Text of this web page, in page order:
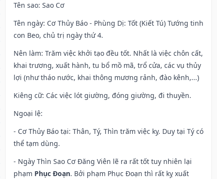
Tên sao: Sao Cơ
Tên ngày: Cơ Thủy Báo - Phùng Dị: Tốt (Kiết Tú) Tướng tinh
con Beo, chủ trị ngày thứ 4.
Nên làm: Trăm việc khởi tạo đều tốt. Nhất là việc chôn cất,
khai trương, xuất hành, tu bổ mồ mã, trổ cửa, các vụ thủy
lợi (như tháo nước, khai thông mương rảnh, đào kênh,...)
Kiêng cữ: Các việc lót giường, đóng giường, đi thuyền.
Ngoại lệ:
- Cơ Thủy Báo tại: Thân, Tý, Thìn trăm việc kỵ. Duy tại Tý có
thể tạm dùng.
- Ngày Thìn Sao Cơ Đăng Viên lẽ ra rất tốt tuy nhiên lại
phạm Phục Đoạn. Bởi phạm Phục Đoạn thì rất kỵ xuất